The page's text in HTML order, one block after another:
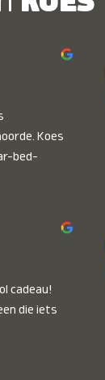
Koes
bed-
cadeau!
die iets